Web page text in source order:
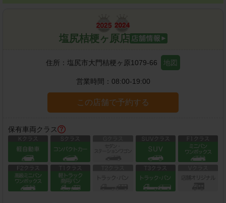
塩尻桔梗ヶ原店
住所： 塩尻市大門桔梗ヶ原1079-66 地図
営業時間： 08:00-19:00
この店舗で予約する
保有車両クラス